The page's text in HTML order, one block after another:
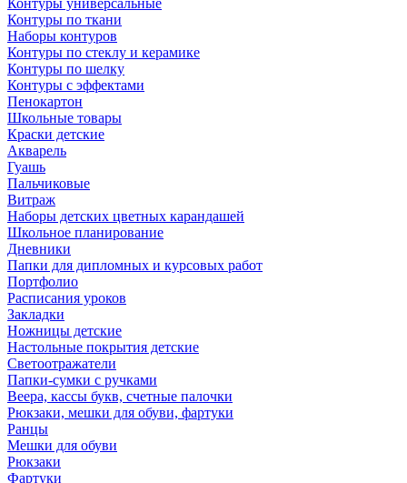
Контуры универсальные
Контуры по ткани
Наборы контуров
Контуры по стеклу и керамике
Контуры по шелку
Контуры с эффектами
Пенокартон
Школьные товары
Краски детские
Акварель
Гуашь
Пальчиковые
Витраж
Наборы детских цветных карандашей
Школьное планирование
Дневники
Папки для дипломных и курсовых работ
Портфолио
Расписания уроков
Закладки
Ножницы детские
Настольные покрытия детские
Светоотражатели
Папки-сумки с ручками
Веера, кассы букв, счетные палочки
Рюкзаки, мешки для обуви, фартуки
Ранцы
Мешки для обуви
Рюкзаки
Фартуки